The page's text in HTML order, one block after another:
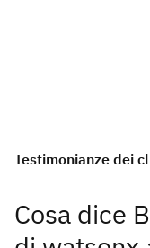
Testimonianze dei
Cosa dice